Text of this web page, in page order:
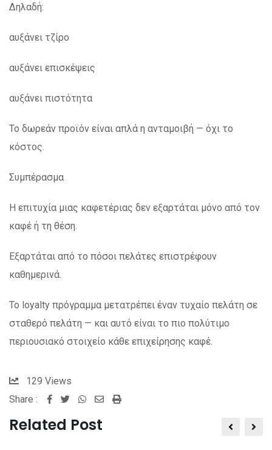
Δηλαδή:
αυξάνει τζίρο
αυξάνει επισκέψεις
αυξάνει πιστότητα
Το δωρεάν προϊόν είναι απλά η ανταμοιβή — όχι το
κόστος.
Συμπέρασμα
Η επιτυχία μιας καφετέριας δεν εξαρτάται μόνο από τον
καφέ ή τη θέση.
Εξαρτάται από το πόσοι πελάτες επιστρέφουν
καθημερινά.
Το loyalty πρόγραμμα μετατρέπει έναν τυχαίο πελάτη σε
σταθερό πελάτη — και αυτό είναι το πιο πολύτιμο
περιουσιακό στοιχείο κάθε επιχείρησης καφέ.
129 Views
Share :
Whatsapp
SharePrint
Related Post